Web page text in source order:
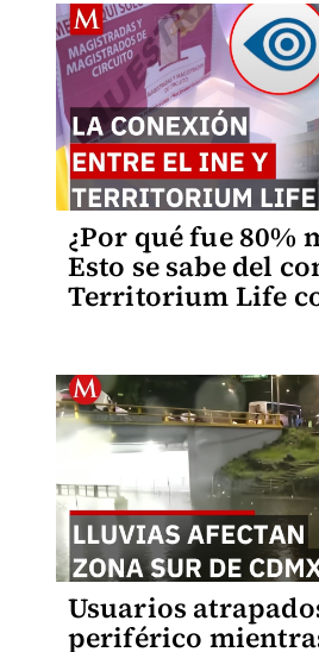
¿Por qué fue 80%
Esto se sabe del
Territorium Life
Usuarios
periférico